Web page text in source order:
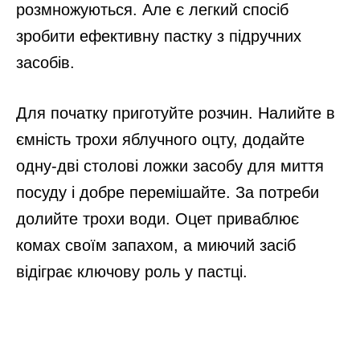
розмножуються. Але є легкий спосіб
зробити ефективну пастку з підручних
засобів.
Для початку приготуйте розчин. Налийте в
ємність трохи яблучного оцту, додайте
одну-дві столові ложки засобу для миття
посуду і добре перемішайте. За потреби
долийте трохи води. Оцет приваблює
комах своїм запахом, а миючий засіб
відіграє ключову роль у пастці.